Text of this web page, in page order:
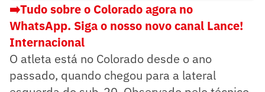
➡️Tudo sobre o Colorado agora no
WhatsApp. Siga o nosso novo canal Lance!
Internacional
O atleta está no Colorado desde o ano
passado, quando chegou para a lateral